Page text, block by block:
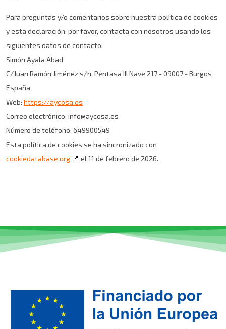
Para preguntas y/o comentarios sobre nuestra política de cookies
y esta declaración, por favor, contacta con nosotros usando los
siguientes datos de contacto:
Simón Ayala Abad
C/Juan Ramón Jiménez s/n, Pentasa III Nave 217 - 09007 - Burgos
España
Web: https://aycosa.es
Correo electrónico: info@aycosa.es
Número de teléfono: 649900549
Esta política de cookies se ha sincronizado con
cookiedatabase.org
el 11 de febrero de 2026.